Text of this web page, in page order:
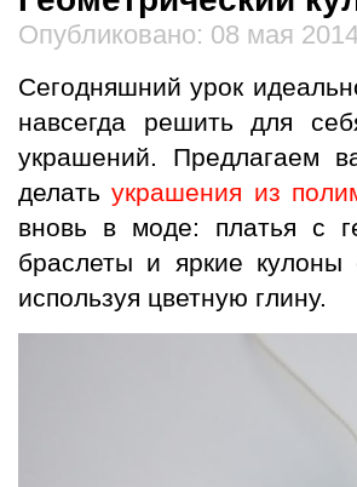
Опубликовано: 08 мая
Сегодняшний урок
навсегда решить для
украшений. Предлагаем
делатьукрашения из
вновь в моде: платья с
браслеты и яркие
используя цветную глину.